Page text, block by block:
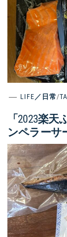
LIFE／日常/
「2023楽
ンペラーサ